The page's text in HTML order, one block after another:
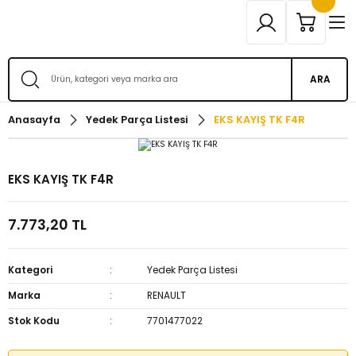
ARA
Anasayfa Yedek Parça Listesi EKS KAYIŞ TK F4R
EKS KAYIŞ TK F4R
7.773,20 TL
Kategori
Yedek Parça Listesi
Marka
RENAULT
Stok Kodu
7701477022